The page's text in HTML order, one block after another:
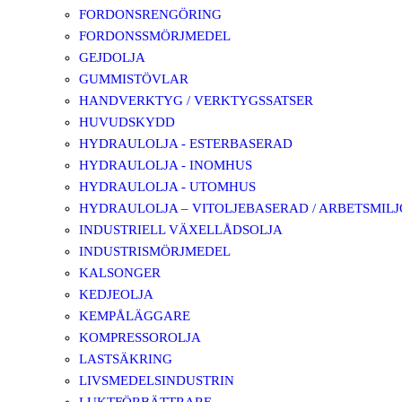
FORDONSRENGÖRING
FORDONSSMÖRJMEDEL
GEJDOLJA
GUMMISTÖVLAR
HANDVERKTYG / VERKTYGSSATSER
HUVUDSKYDD
HYDRAULOLJA - ESTERBASERAD
HYDRAULOLJA - INOMHUS
HYDRAULOLJA - UTOMHUS
HYDRAULOLJA – VITOLJEBASERAD /
INDUSTRIELL VÄXELLÅDSOLJA
INDUSTRISMÖRJMEDEL
KALSONGER
KEDJEOLJA
KEMPÅLÄGGARE
KOMPRESSOROLJA
LASTSÄKRING
LIVSMEDELSINDUSTRIN